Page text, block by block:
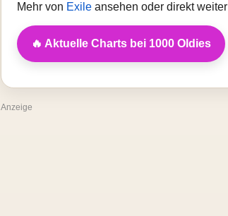
Mehr von Exile ansehen oder direkt weiter
🔥 Aktuelle Charts bei 1000 Oldies
Anzeige